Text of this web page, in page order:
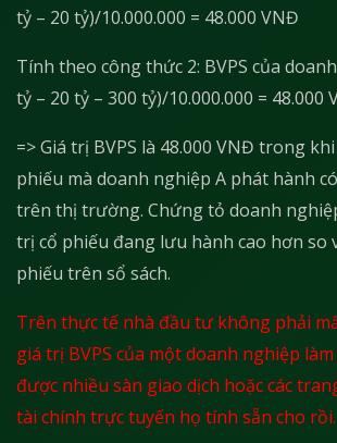
tỷ – 20 tỷ)/10.000.000 = 48.000 VNĐ
Tính theo công thức 2: BVPS của
tỷ – 20 tỷ – 300 tỷ)/10.000.000 = 48.000
=> Giá trị BVPS là 48.000 VNĐ trong
phiếu mà doanh nghiệp A phát hành
trên thị trường. Chứng tỏ doanh
trị cổ phiếu đang lưu hành cao hơn so
phiếu trên sổ sách.
Trên thực tế nhà đầu tư không phải
giá trị BVPS của một doanh nghiệp
được nhiều sàn giao dịch hoặc các
tài chính trực tuyến họ tính sẵn cho rồi.